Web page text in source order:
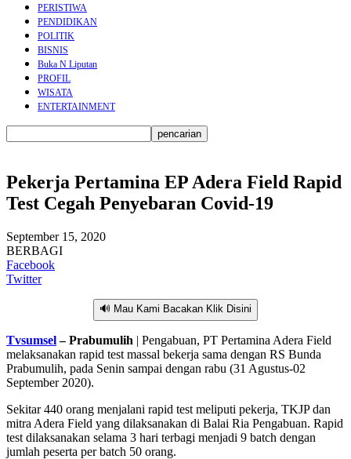
PERISTIWA
PENDIDIKAN
POLITIK
BISNIS
Buka N Liputan
PROFIL
WISATA
ENTERTAINMENT
Pekerja Pertamina EP Adera Field Rapid
Test Cegah Penyebaran Covid-19
September 15, 2020
BERBAGI
Facebook
Twitter
🔊 Mau Kami Bacakan Klik Disini
Tvsumsel– Prabumulih | Pengabuan, PT Pertamina Adera Field
melaksanakan rapid test massal bekerja sama dengan RS Bunda
Prabumulih, pada Senin sampai dengan rabu (31 Agustus-02
September 2020).
Sekitar 440 orang menjalani rapid test meliputi pekerja, TKJP dan
mitra Adera Field yang dilaksanakan di Balai Ria Pengabuan. Rapid
test dilaksanakan selama 3 hari terbagi menjadi 9 batch dengan
jumlah peserta per batch 50 orang.